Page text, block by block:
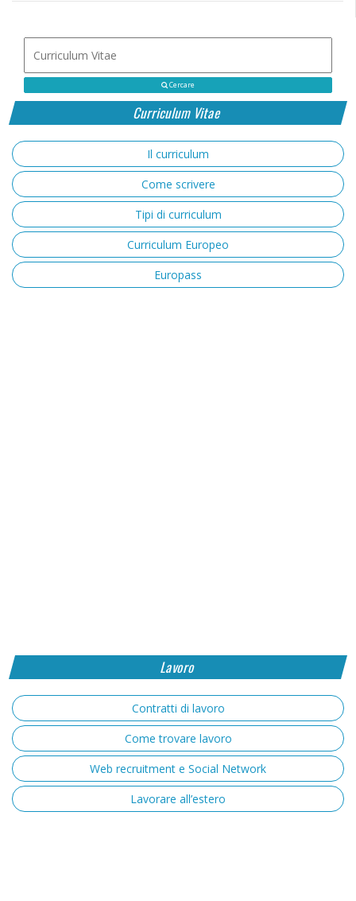
Cercare
Curriculum Vitae
Il curriculum
Come scrivere
Tipi di curriculum
Curriculum Europeo
Europass
Lavoro
Contratti di lavoro
Come trovare lavoro
Web recruitment e Social Network
Lavorare all’estero